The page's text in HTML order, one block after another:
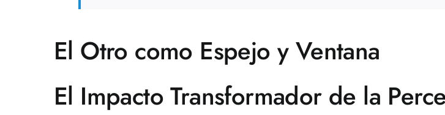
El Otro como Espejo y Ventana
El Impacto Transformador de la